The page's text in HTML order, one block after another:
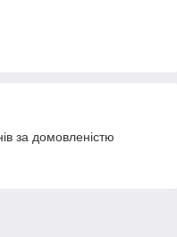
за домовленістю